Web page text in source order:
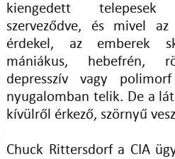
kiengedett
szerveződve, és mivel
érdekel, az emberek
mániákus, hebefrén,
depresszív vagy
nyugalomban telik. De a
kívülről érkező, szörnyű
Chuck Rittersdorf a CIA